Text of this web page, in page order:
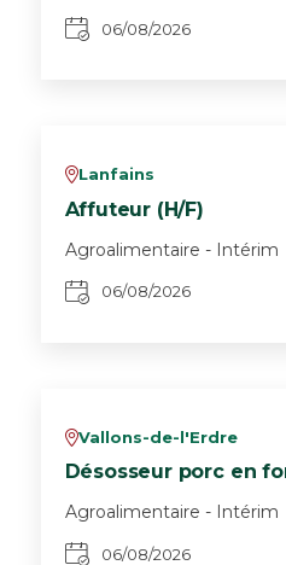
06/08/2026
vLanfains
Affuteur (H/F)
Agroalimentaire - Intérim
06/08/2026
vVallons-de-l'Erdre
Désosseur porc en
Agroalimentaire - Intérim
06/08/2026